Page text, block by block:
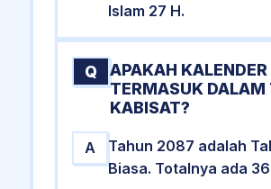
Islam 27 H.
Q
APAKAH
TERMASUK DALAM
KABISAT?
A
Tahun 2087 adalah
Biasa. Totalnya ada